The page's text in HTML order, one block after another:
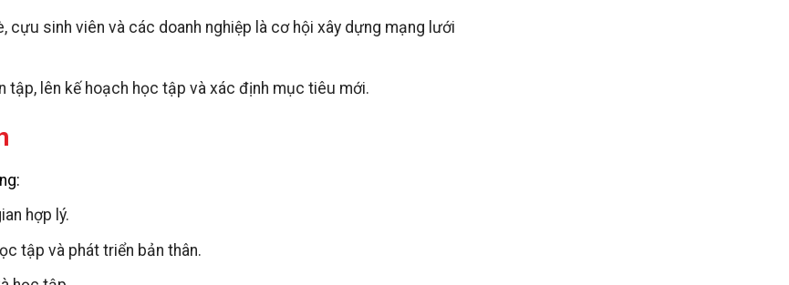
cựu sinh viên và các doanh nghiệp là cơ hội xây dựng mạng lưới
tập, lên kế hoạch học tập và xác định mục tiêu mới.
hợp lý.
tập và phát triển bản thân.